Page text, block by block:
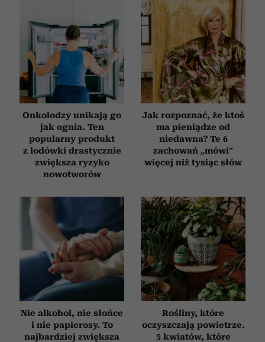
Onkolodzy unikają go
jak ognia. Ten
popularny produkt
z lodówki drastycznie
zwiększa ryzyko
nowotworów
Jak rozpoznać, że ktoś
ma pieniądze od
niedawna? Te 6
zachowań „mówi”
więcej niż tysiąc słów
Nie alkohol, nie słońce
i nie papierosy. To
najbardziej zwiększa
Rośliny, które
oczyszczają powietrze.
5 kwiatów, które